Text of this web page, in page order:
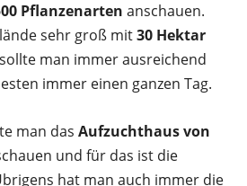
Pflanzenarten anschauen.
sehr groß mit30 Hektar
man immer ausreichend
immer einen ganzen Tag.
man das Aufzuchthaus von
und für das ist die
hat man auch immer die